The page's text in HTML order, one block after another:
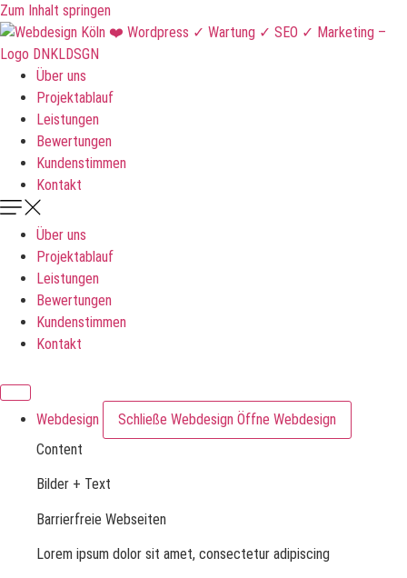
Zum Inhalt springen
Über uns
Projektablauf
Leistungen
Bewertungen
Kundenstimmen
Kontakt
Über uns
Projektablauf
Leistungen
Bewertungen
Kundenstimmen
Kontakt
Webdesign Schließe Webdesign Öffne Webdesign
Content
Bilder + Text
Barrierfreie Webseiten
Lorem ipsum dolor sit amet, consectetur adipiscing